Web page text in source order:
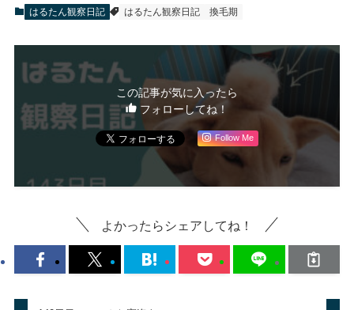
はるたん観察日記 はるたん観察日記 換毛期
この記事が気に入ったら
フォローしてね！
Follow Me
よかったらシェアしてね！